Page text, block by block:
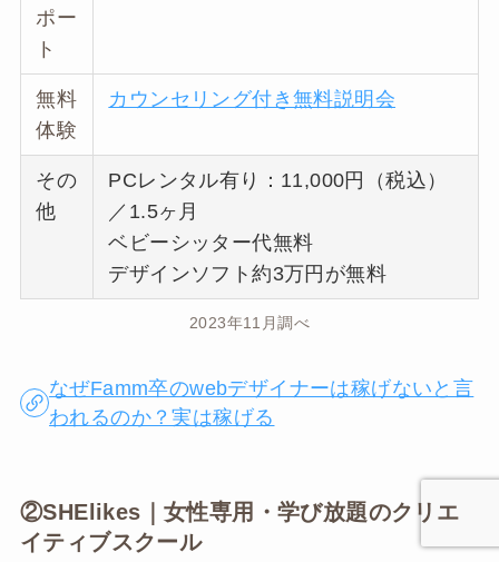
ポー
ト
無料
体験
カウンセリング付き無料説明会
その
他
PCレンタル有り：11,000円（税込）
／1.5ヶ月
ベビーシッター代無料
デザインソフト約3万円が無料
2023年11月調べ
なぜFamm卒のwebデザイナーは稼げないと言
われるのか？実は稼げる
②SHElikes｜女性専用・学び放題のクリエ
イティブスクール